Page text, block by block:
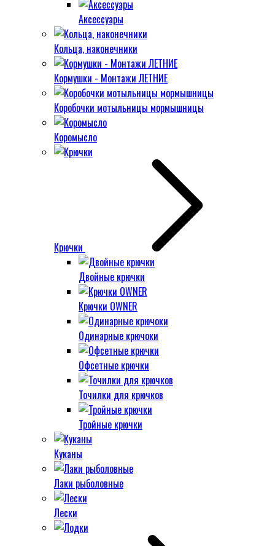
Аксессуары
Кольца, наконечники
Кормушки - Монтажи ЛЕТНИЕ
Коробочки мотыльницы мормышницы
Коромысло
Крючки
Двойные крючки
Крючки OWNER
Одинарные крючоки
Офсетные крючки
Точилки для крючков
Тройные крючки
Куканы
Лаки рыболовные
Лески